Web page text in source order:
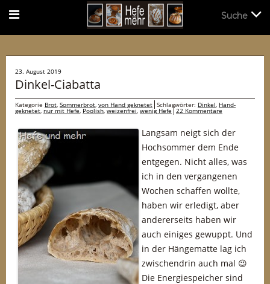
23. August 2019
Dinkel-Ciabatta
Kategorie Brot, Sommerbrot, von Hand geknetet Schlagwörter: Dinkel, Hand-
geknetet, nur mit Hefe,Poolish,weizenfrei,wenig Hefe 22 Kommentare
Langsam neigt sich der
Hochsommer dem Ende
entgegen. Nicht alles, was
ich in den vergangenen
Wochen schaffen wollte,
haben wir erledigt, aber
andererseits haben wir
auch einiges gewuppt. Und
in der Hängematte lag ich
zwischendrin auch mal 😉
Die Energiespeicher sind
Suche
Suche